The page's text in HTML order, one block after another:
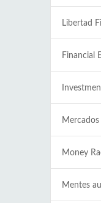
Libertad
Financial
Mercados
Money
Mentes